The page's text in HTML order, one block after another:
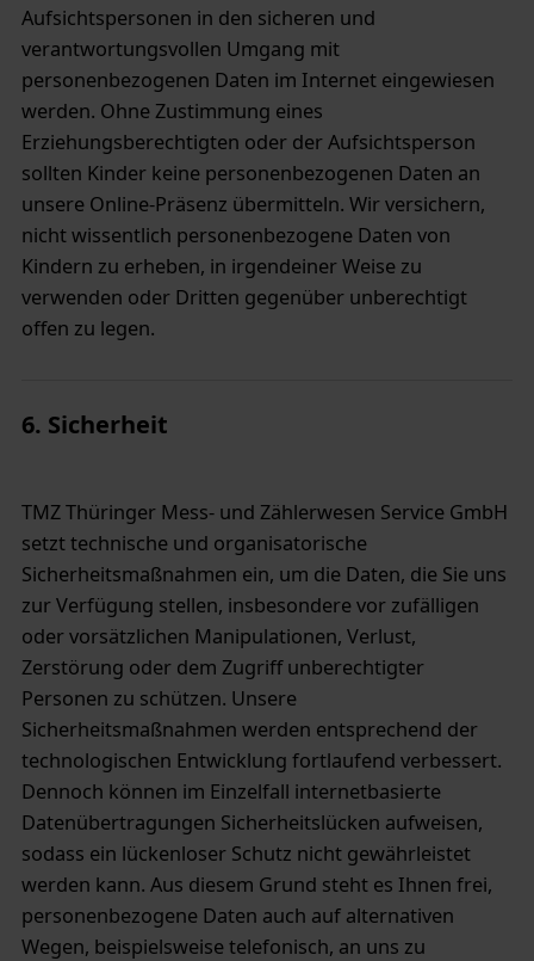
Aufsichtspersonen in den sicheren und
verantwortungsvollen Umgang mit
personenbezogenen Daten im Internet eingewiesen
werden. Ohne Zustimmung eines
Erziehungsberechtigten oder der Aufsichtsperson
sollten Kinder keine personenbezogenen Daten an
unsere Online-Präsenz übermitteln. Wir versichern,
nicht wissentlich personenbezogene Daten von
Kindern zu erheben, in irgendeiner Weise zu
verwenden oder Dritten gegenüber unberechtigt
offen zu legen.
6. Sicherheit
TMZ Thüringer Mess- und Zählerwesen Service GmbH
setzt technische und organisatorische
Sicherheitsmaßnahmen ein, um die Daten, die Sie uns
zur Verfügung stellen, insbesondere vor zufälligen
oder vorsätzlichen Manipulationen, Verlust,
Zerstörung oder dem Zugriff unberechtigter
Personen zu schützen. Unsere
Sicherheitsmaßnahmen werden entsprechend der
technologischen Entwicklung fortlaufend verbessert.
Dennoch können im Einzelfall internetbasierte
Datenübertragungen Sicherheitslücken aufweisen,
sodass ein lückenloser Schutz nicht gewährleistet
werden kann. Aus diesem Grund steht es Ihnen frei,
personenbezogene Daten auch auf alternativen
Wegen, beispielsweise telefonisch, an uns zu